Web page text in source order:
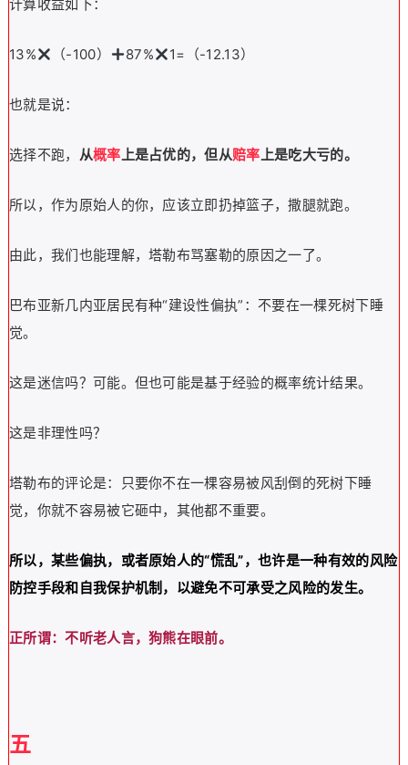
计算收益如下：
13% （-100） 87% 1=（-12.13）
也就是说：
选择不跑， 从概率上是占优的，但从赔率上是吃大亏的。
所以，作为原始人的你，应该立即扔掉篮子，撒腿就跑。
由此，我们也能理解，塔勒布骂塞勒的原因之一了。
巴布亚新几内亚居民有种“建设性偏执”：不要在一棵死树下睡
觉。
这是迷信吗？可能。但也可能是基于经验的概率统计结果。
这是非理性吗？
塔勒布的评论是：只要你不在一棵容易被风刮倒的死树下睡
觉，你就不容易被它砸中，其他都不重要。
所以，某些偏执，或者原始人的“慌乱”，也许是一种有效的风险
防控手段和自我保护机制，以避免不可承受之风险的发生。
正所谓：不听老人言，狗熊在眼前。
五